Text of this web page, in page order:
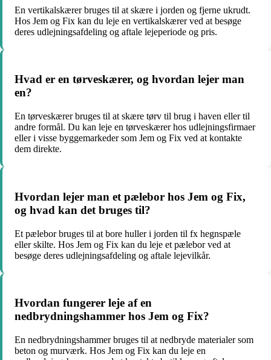
En vertikalskærer bruges til at skære i jorden og fjerne ukrudt.
Hos Jem og Fix kan du leje en vertikalskærer ved at besøge
deres udlejningsafdeling og aftale lejeperiode og pris.
Hvad er en tørveskærer, og hvordan lejer man
en?
En tørveskærer bruges til at skære tørv til brug i haven eller til
andre formål. Du kan leje en tørveskærer hos udlejningsfirmaer
eller i visse byggemarkeder som Jem og Fix ved at kontakte
dem direkte.
Hvordan lejer man et pælebor hos Jem og Fix,
og hvad kan det bruges til?
Et pælebor bruges til at bore huller i jorden til fx hegnspæle
eller skilte. Hos Jem og Fix kan du leje et pælebor ved at
besøge deres udlejningsafdeling og aftale lejevilkår.
Hvordan fungerer leje af en
nedbrydningshammer hos Jem og Fix?
En nedbrydningshammer bruges til at nedbryde materialer som
beton og murværk. Hos Jem og Fix kan du leje en